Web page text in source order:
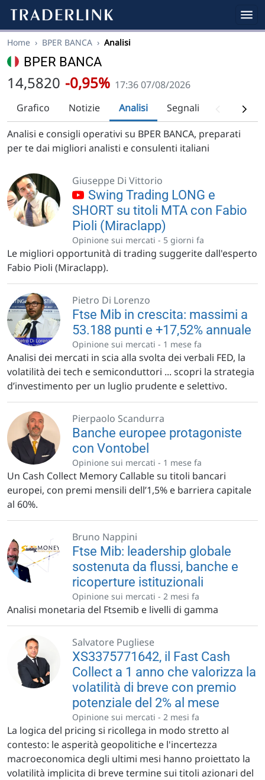
Home › BPER BANCA › Analisi
BPER BANCA
14,5820 -0,95% 17:36 07/08/2026
Grafico
Notizie Analisi Segnali
Analisi
Analisi e consigli operativi su BPER BANCA, preparati
per te dai migliori analisti e consulenti italiani
Giuseppe Di Vittorio
Swing Trading LONG e
SHORT su titoli MTA con Fabio
Pioli (Miraclapp)
Opinione sui mercati - 5 giorni fa
Le migliori opportunità di trading suggerite dall'esperto
Fabio Pioli (Miraclapp).
Pietro Di Lorenzo
Ftse Mib in crescita: massimi a
53.188 punti e +17,52% annuale
Opinione sui mercati - 1 mese fa
Analisi dei mercati in scia alla svolta dei verbali FED, la
volatilità dei tech e semiconduttori ... scopri la strategia
d’investimento per un luglio prudente e selettivo.
Pierpaolo Scandurra
Banche europee protagoniste
con Vontobel
Opinione sui mercati - 1 mese fa
Un Cash Collect Memory Callable su titoli bancari
europei, con premi mensili dell’1,5% e barriera capitale
al 60%.
Bruno Nappini
Ftse Mib: leadership globale
sostenuta da flussi, banche e
ricoperture istituzionali
Opinione sui mercati - 2 mesi fa
Analisi monetaria del Ftsemib e livelli di gamma
Salvatore Pugliese
XS3375771642, il Fast Cash
Collect a 1 anno che valorizza la
volatilità di breve con premio
potenziale del 2% al mese
Opinione sui mercati - 2 mesi fa
La logica del pricing si ricollega in modo stretto al
contesto: le asperità geopolitiche e l'incertezza
macroeconomica degli ultimi mesi hanno proiettato la
volatilità implicita di breve termine sui titoli azionari del